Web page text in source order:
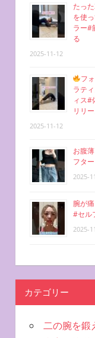
たっ
を使
ラー#
る
2025-11-12
フ
ラテ
ィス#
リリ
2025-11-12
お腹
フタ
2025-
腕が
#セル
2025-
カテゴリー
二の腕を鍛